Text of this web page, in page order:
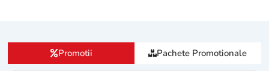
Promotii Pachete Promotionale